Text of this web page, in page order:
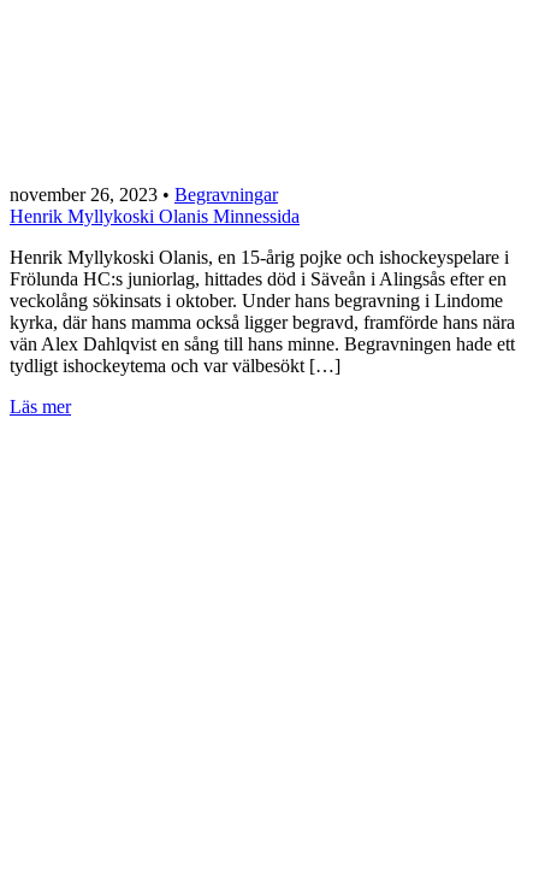
november 26, 2023 • Begravningar
Henrik Myllykoski Olanis Minnessida
Henrik Myllykoski Olanis, en 15-årig pojke och ishockeyspelare i
Frölunda HC:s juniorlag, hittades död i Säveån i Alingsås efter en
veckolång sökinsats i oktober. Under hans begravning i Lindome
kyrka, där hans mamma också ligger begravd, framförde hans nära
vän Alex Dahlqvist en sång till hans minne. Begravningen hade ett
tydligt ishockeytema och var välbesökt […]
Läs mer